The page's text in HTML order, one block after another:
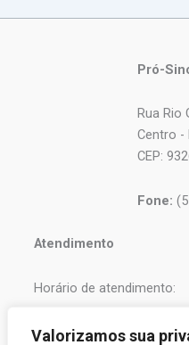
Valorizamos sua
Pró-
Rua Rio
Centro -
CEP:
Fone:
Atendimento
Horário de atendimento:
Segunda a Sexta-feira